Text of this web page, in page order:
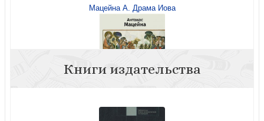
Мацейна А. Драма Иова
Мацейна А. Тайна беззакония
Книги издательства